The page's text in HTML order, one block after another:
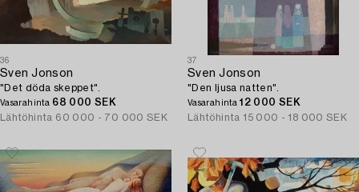
36
Sven Jonson
"Det döda skeppet".
Vasarahinta 68 000 SEK
Lähtöhinta 60 000 - 70 000 SEK
37
Sven Jonson
"Den ljusa natten".
Vasarahinta12 000 SEK
Lähtöhinta 15 000 - 18 000 SEK